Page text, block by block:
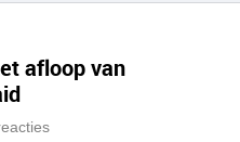
afloop van